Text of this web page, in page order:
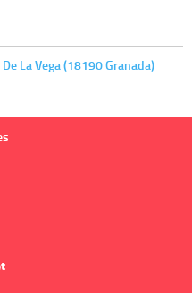
La Vega (18190 Granada)